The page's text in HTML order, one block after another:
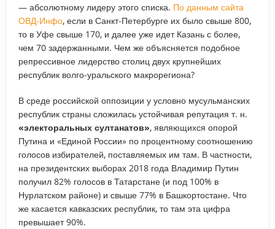
— абсолютному лидеру этого списка. По данным сайта
ОВД-Инфо, если в Санкт-Петербурге их было свыше 800,
то в Уфе свыше 170, и далее уже идет Казань с более,
чем 70 задержанными. Чем же объясняется подобное
репрессивное лидерство столиц двух крупнейших
республик волго-уральского макрорегиона?
В среде российской оппозиции у условно мусульманских
республик страны сложилась устойчивая репутация т. н.
«электоральных султанатов», являющихся опорой
Путина и «Единой России» по процентному соотношению
голосов избирателей, поставляемых им там. В частности,
на президентских выборах 2018 года Владимир Путин
получил 82% голосов в Татарстане (и под 100% в
Нурлатском районе) и свыше 77% в Башкортостане. Что
же касается кавказских республик, то там эта цифра
превышает 90%.